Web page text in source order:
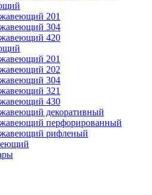
201
304
420
201
202
304
321
430
декоративный
перфорированный
рифленый